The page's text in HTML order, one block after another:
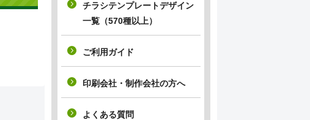
チラシテンプレートデザイン
一覧（570種以上）
ご利用ガイド
印刷会社・制作会社の方へ
よくある質問